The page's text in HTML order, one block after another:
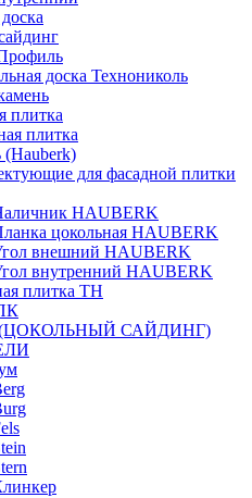
доска Технониколь
плитка
плитка
(Hauberk)
для фасадной плитки
HAUBERK
цокольная HAUBERK
внешний HAUBERK
внутренний HAUBERK
плитка ТН
(ЦОКОЛЬНЫЙ САЙДИНГ)